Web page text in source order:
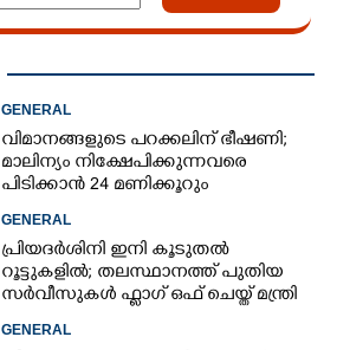
GENERAL
വിമാനങ്ങളുടെ പറക്കലിന് ഭീഷണി;​
മാലിന്യം നിക്ഷേപിക്കുന്നവരെ
പിടിക്കാൻ 24 മണിക്കൂറും
GENERAL
പ്രിയദർശിനി ഇനി കൂടുതൽ
റൂട്ടുകളിൽ; തലസ്ഥാനത്ത് പുതിയ
സർവീസുകൾ ഫ്ലാഗ് ഒഫ് ചെയ്ത് മന്ത്രി
GENERAL